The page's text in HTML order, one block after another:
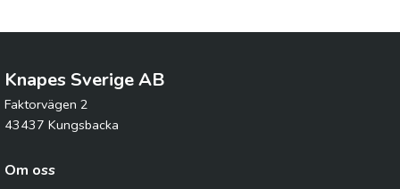
Knapes Sverige AB
Faktorvägen 2
43437 Kungsbacka
Om oss